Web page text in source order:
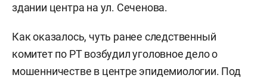
здании центра на ул. Сеченова.
Как оказалось, чуть ранее следственный
комитет по РТ возбудил уголовное дело о
мошенничестве в центре эпидемиологии. Под